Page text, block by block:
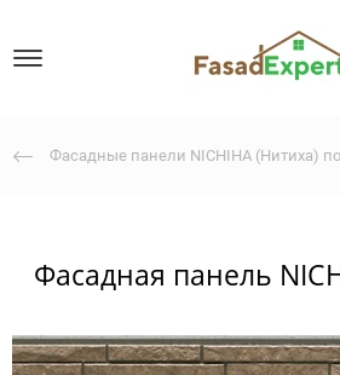
Фасадные панели NICHIHA (Нитиха)
Фасадная панель